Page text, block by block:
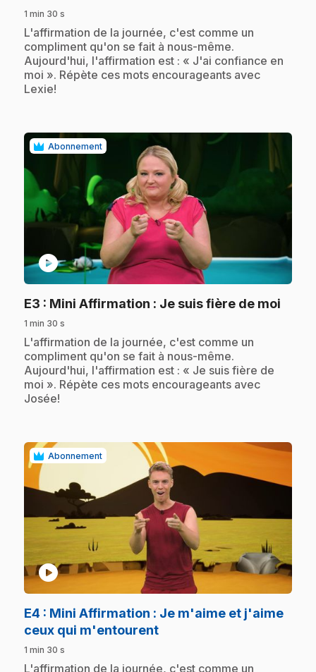
1 min 30 s
.L'affirmation de la journée, c'est comme un
compliment qu'on se fait à nous-même.
Aujourd'hui, l'affirmation est : « J'ai confiance en
moi ». Répète ces mots encourageants avec
Lexie!
Abonnement
play_circle
E3 : Mini Affirmation : Je suis fière de moi
1 min 30 s
.L'affirmation de la journée, c'est comme un
compliment qu'on se fait à nous-même.
Aujourd'hui, l'affirmation est : « Je suis fière de
moi ». Répète ces mots encourageants avec
Josée!
Abonnement
play_circle
E4 : Mini Affirmation : Je m'aime et j'aime
ceux qui m'entourent.
1 min 30 s
.L'affirmation de la journée, c'est comme un